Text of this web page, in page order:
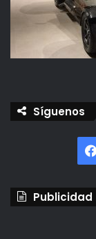
Síguenos
Publicidad